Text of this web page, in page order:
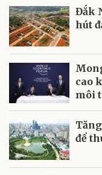
Đắk
hút
cao
môi
để